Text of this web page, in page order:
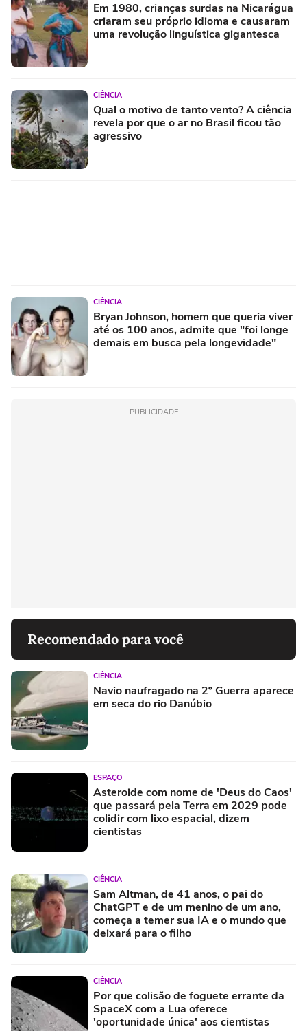
Em 1980, crianças surdas na Nicarágua
criaram seu próprio idioma e causaram
uma revolução linguística gigantesca
CIÊNCIA
Qual o motivo de tanto vento? A ciência
revela por que o ar no Brasil ficou tão
agressivo
CIÊNCIA
Bryan Johnson, homem que queria viver
até os 100 anos, admite que "foi longe
demais em busca pela longevidade"
PUBLICIDADE
Recomendado para você
CIÊNCIA
Navio naufragado na 2º Guerra aparece
em seca do rio Danúbio
ESPAÇO
Asteroide com nome de 'Deus do Caos'
que passará pela Terra em 2029 pode
colidir com lixo espacial, dizem
cientistas
CIÊNCIA
Sam Altman, de 41 anos, o pai do
ChatGPT e de um menino de um ano,
começa a temer sua IA e o mundo que
deixará para o filho
CIÊNCIA
Por que colisão de foguete errante da
SpaceX com a Lua oferece
'oportunidade única' aos cientistas